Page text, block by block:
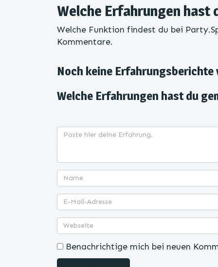
Welche Erfahrungen hast
Welche Funktion findest du bei
Kommentare.
Noch keine Erfahrungsberichte
Welche Erfahrungen hast du
Benachrichtige mich bei neuen